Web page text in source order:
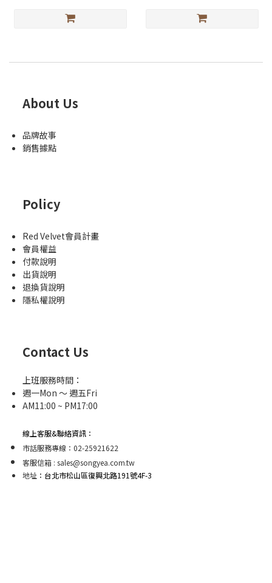
About Us
品牌故事
銷售據點
Policy
Red Velvet會員計畫
會員權益
付款說明
出貨說明
退換貨說明
隱私權說明
Contact Us
上班服務時間：
週一Mon ～ 週五Fri
AM11:00 ~ PM17:00
線上客服&聯絡資訊：
市話服務專線：02-25921622
客服信箱 : sales@songyea.com.tw
地址 ：台北市松山區復興北路191號4F-3